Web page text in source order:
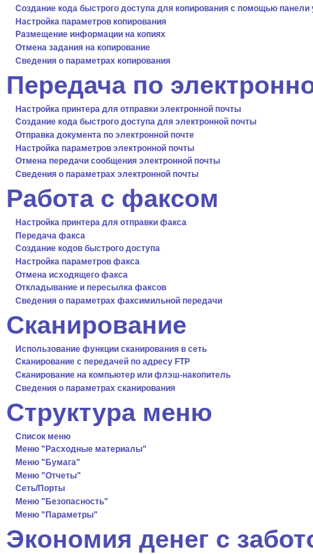
Создание кода быстрого доступа для копирования с помощью панели
Настройка параметров копирования
Размещение информации на копиях
Отмена задания на копирование
Сведения о параметрах копирования
Передача по
Настройка принтера для отправки электронной почты
Создание кода быстрого доступа для электронной почты
Отправка документа по электронной почте
Настройка параметров электронной почты
Отмена передачи сообщения электронной почты
Сведения о параметрах электронной почты
Работа с факсом
Настройка принтера для отправки факса
Передача факса
Создание кодов быстрого доступа
Настройка параметров факса
Отмена исходящего факса
Откладывание и пересылка факсов
Сведения о параметрах факсимильной передачи
Сканирование
Использование функции сканирования в сеть
Сканирование с передачей по адресу FTP
Сканирование на компьютер или флэш-накопитель
Сведения о параметрах сканирования
Структура меню
Список меню
Меню "Расходные материалы"
Меню "Бумага"
Меню "Отчеты"
Сеть/Порты
Меню "Безопасность"
Меню "Параметры"
Экономия денег с